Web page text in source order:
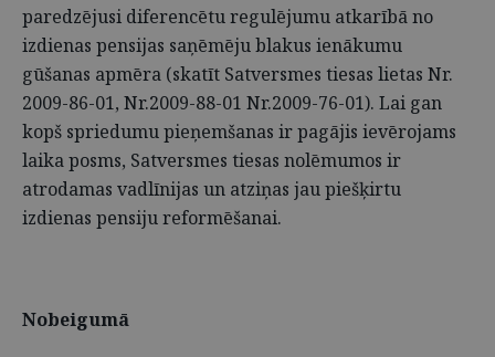
paredzējusi diferencētu regulējumu atkarībā no
izdienas pensijas saņēmēju blakus ienākumu
gūšanas apmēra (skatīt Satversmes tiesas lietas Nr.
2009-86-01, Nr.2009-88-01 Nr.2009-76-01). Lai gan
kopš spriedumu pieņemšanas ir pagājis ievērojams
laika posms, Satversmes tiesas nolēmumos ir
atrodamas vadlīnijas un atziņas jau piešķirtu
izdienas pensiju reformēšanai.
Nobeigumā